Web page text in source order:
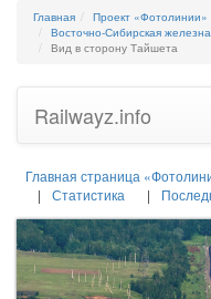
Главная Проект «Фотолинии»
Восточно-Сибирская
Вид в сторону Тайшета
Railwayz.info
Главная страница
Статистика